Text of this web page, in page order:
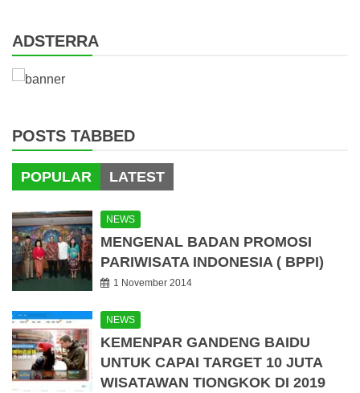
ADSTERRA
POSTS TABBED
POPULAR LATEST
NEWS
MENGENAL BADAN PROMOSI
PARIWISATA INDONESIA ( BPPI)
1 November 2014
NEWS
KEMENPAR GANDENG BAIDU
UNTUK CAPAI TARGET 10 JUTA
WISATAWAN TIONGKOK DI 2019